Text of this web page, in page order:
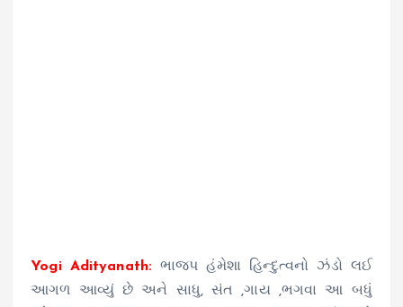
Yogi Adityanath: ભાજપ હંમેશા હિન્દુત્વનો ઝંડો લઈ
આગળ આવ્યું છે અને સાધુ, સંત ,ગાય ,ભગવા આ બધું